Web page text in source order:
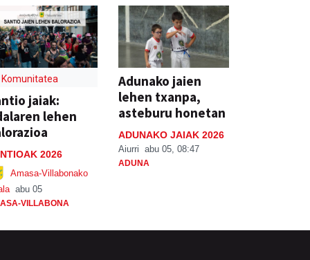
Komunitatea
jaiak:
lehen
2026
Amasa-Villabonako
abu 05
VILLABONA
Adunako jaien
lehen txanpa,
asteburu honetan
ADUNAKO JAIAK 2026
Aiurri abu 05, 08:47
ADUNA